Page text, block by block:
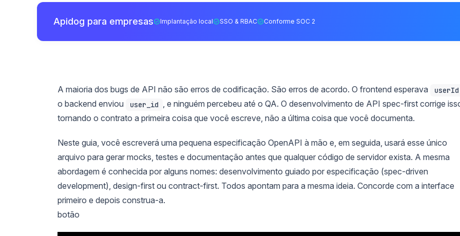
Apidog para empresas Implantação local SSO & RBAC Conforme SOC 2
A maioria dos bugs de API não são erros de codificação. São erros de acordo. O frontend esperava userId
o backend enviou user_id
, e ninguém percebeu até o QA. O desenvolvimento de API spec-first corrige
tornando o contrato a primeira coisa que você escreve, não a última coisa que você documenta.
Neste guia, você escreverá uma pequena especificação OpenAPI à mão e, em seguida, usará esse único
arquivo para gerar mocks, testes e documentação antes que qualquer código de servidor exista. A mesma
abordagem é conhecida por alguns nomes: desenvolvimento guiado por especificação (spec-driven
development), design-first ou contract-first. Todos apontam para a mesma ideia. Concorde com a interface
primeiro e depois construa-a.
botão